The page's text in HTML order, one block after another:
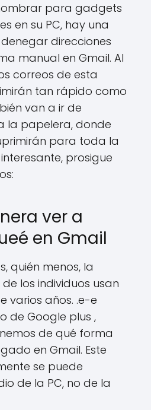
para gadgets
en su PC, hay una
direcciones
manual en Gmail. Al
correos de esta
tan rápido como
van a ir de
la papelera, donde
para toda la
prosigue
ver a
en Gmail
quién menos, la
los individuos usan
varios años. .e-e
de Google plus ,
de qué forma
en Gmail. Este
se puede
de la PC, no de la